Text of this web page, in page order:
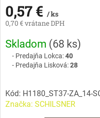
0,57 € / ks
0,70 € vrátane DPH
Jednotková
cena:
Skladom (68 ks)
Predajňa Lokca:40
Predajňa Lisková:28
Kód: H1180_ST37-ZA_14-
Značka: SCHILSNER